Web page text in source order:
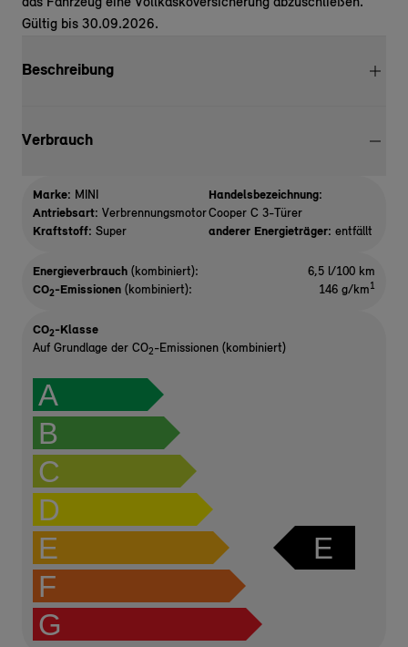
Gültig bis 30.09.2026.
Beschreibung
Verbrauch
Marke: MINI
Antriebsart: Verbrennungsmotor
Kraftstoff: Super
Handelsbezeichnung:
Cooper C 3-Türer
anderer Energieträger: entfällt
Energieverbrauch (kombiniert):
6,5 l/100 km
CO2-Emissionen (kombiniert): 146 g/km1
CO2-Klasse
Auf Grundlage der CO2-Emissionen (kombiniert)
A
B
C
D
E
F
G
E